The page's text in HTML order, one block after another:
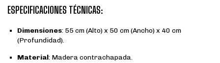
ESPECIFICACIONES TÉCNICAS:
Dimensiones: 55 cm (Alto) x 50 cm (Ancho) x 40 cm
(Profundidad).
Material: Madera contrachapada.